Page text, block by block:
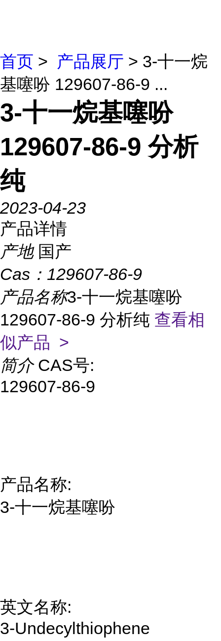
首页 > 产品展厅 > 3-十一烷
基噻吩 129607-86-9 ...
3-十一烷基噻吩
129607-86-9 分析
纯
2023-04-23
产品详情
产地 国产
Cas： 129607-86-9
产品名称3-十一烷基噻吩
129607-86-9 分析纯 查看相
似产品 >
简介 CAS号:
129607-86-9
产品名称:
3-十一烷基噻吩
英文名称:
3-Undecylthiophene